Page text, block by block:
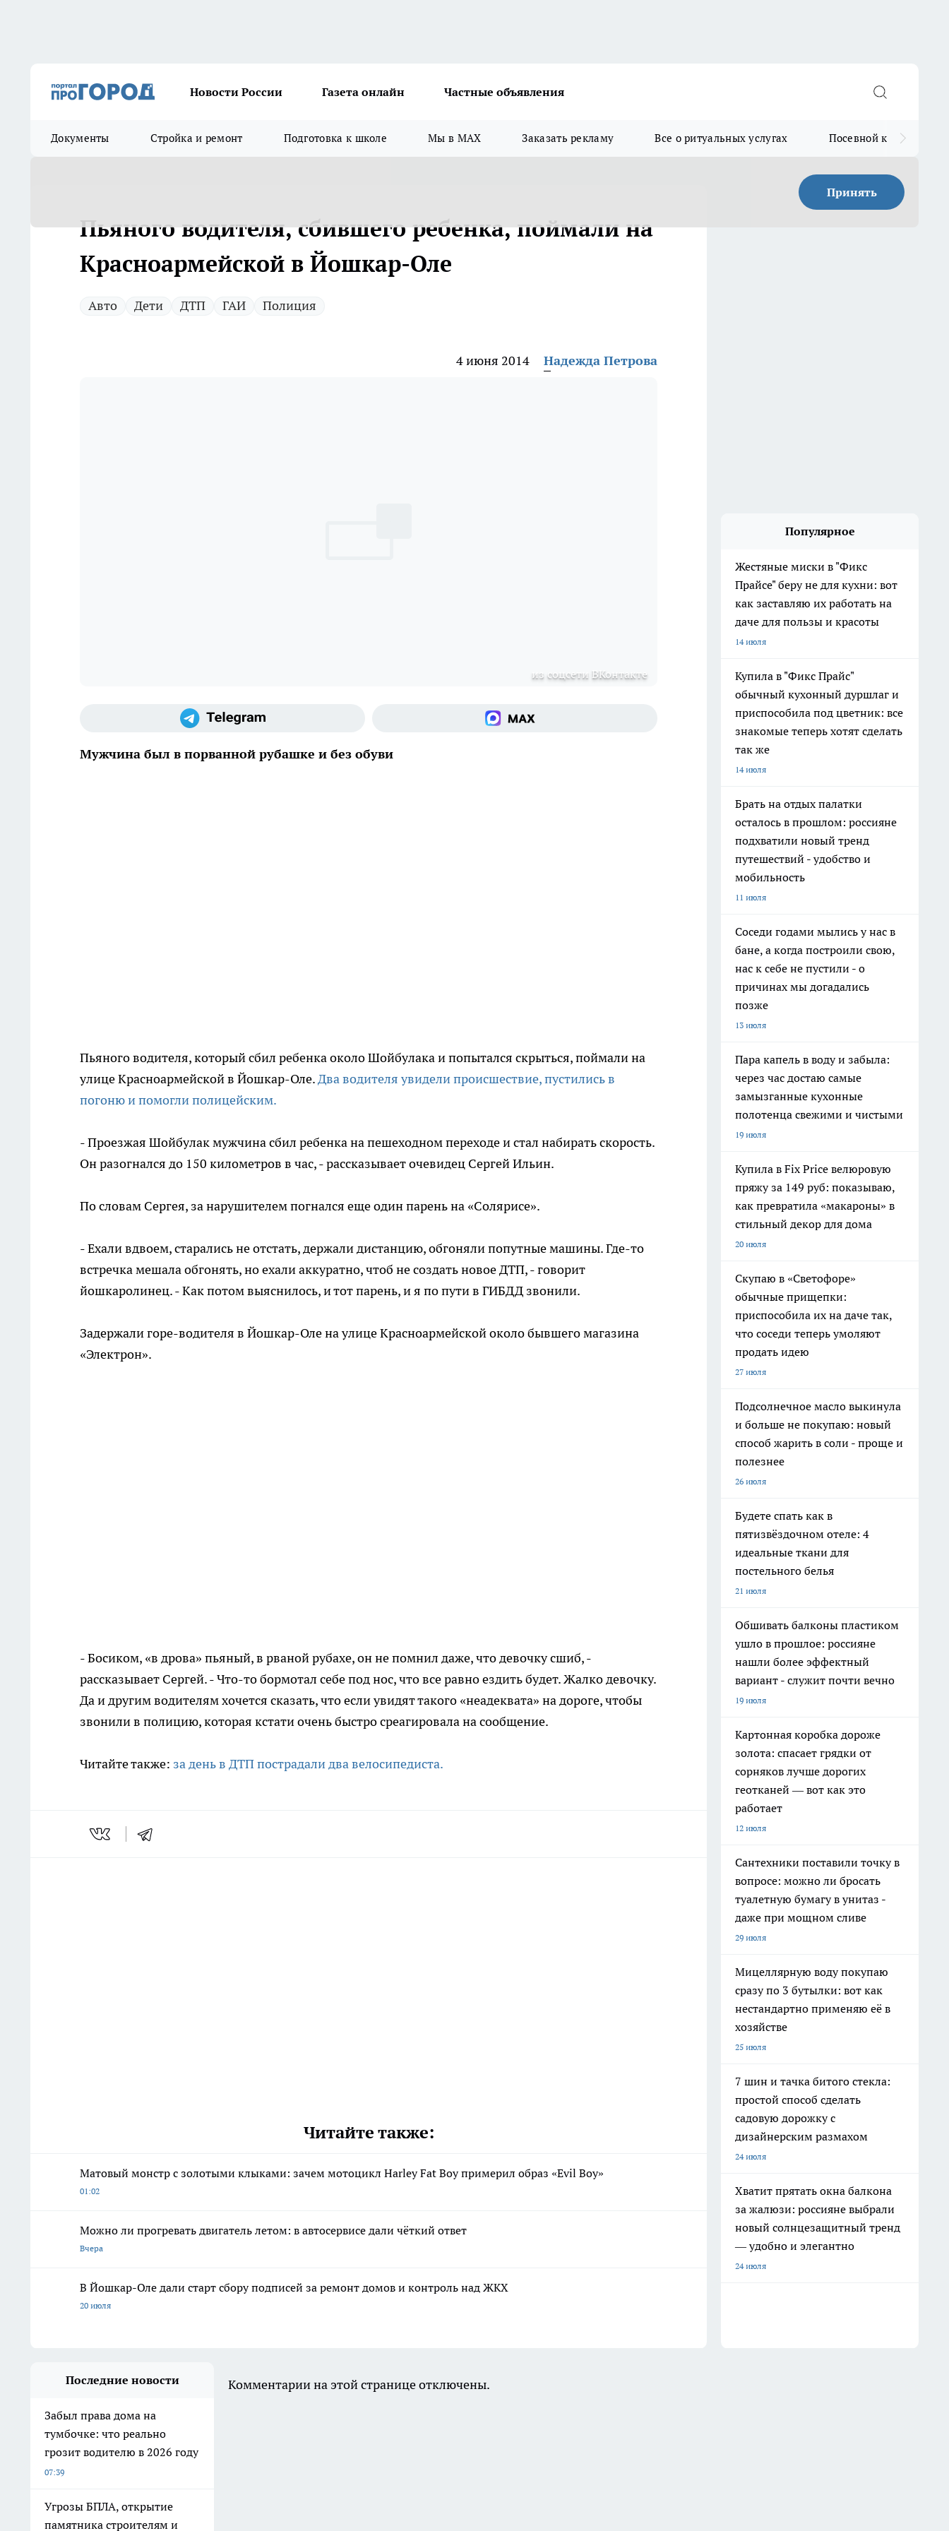
Новости России Газета онлайн Частные объявления
Документы Стройка и ремонт Подготовка к школе Мы в MAX Заказать рекламу Все о ритуальных услугах Посевной календарь
Принять
Пьяного водителя, сбившего ребенка, поймали на
Красноармейской в Йошкар-Оле
Авто Дети ДТП ГАИ Полиция
4 июня 2014 Надежда Петрова
из соцсети ВКонтакте
Мужчина был в порванной рубашке и без обуви
Пьяного водителя, который сбил ребенка около Шойбулака и попытался скрыться, поймали на
улице Красноармейской в Йошкар-Оле.Два водителя увидели происшествие, пустились в
погоню и помогли полицейским.
- Проезжая Шойбулак мужчина сбил ребенка на пешеходном переходе и стал набирать скорость.
Он разогнался до 150 километров в час, - рассказывает очевидец Сергей Ильин.
По словам Сергея, за нарушителем погнался еще один парень на «Солярисе».
- Ехали вдвоем, старались не отстать, держали дистанцию, обгоняли попутные машины. Где-то
встречка мешала обгонять, но ехали аккуратно, чтоб не создать новое ДТП, - говорит
йошкаролинец. - Как потом выяснилось, и тот парень, и я по пути в ГИБДД звонили.
Задержали горе-водителя в Йошкар-Оле на улице Красноармейской около бывшего магазина
«Электрон».
- Босиком, «в дрова» пьяный,в рваной рубахе, он не помнил даже, чтодевочкусшиб, -
рассказывает Сергей. - Что-то бормотал себе под нос, что все равно ездить будет. Жалко девочку.
Да и другим водителям хочется сказать, что если увидят такого «неадеквата» на дороге, чтобы
звонили в полицию, которая кстати очень быстро среагировала на сообщение.
Читайте также: за день в ДТП пострадали два велосипедиста.
Читайте также:
Матовый монстр с золотыми клыками: зачем мотоцикл Harley Fat Boy примерил образ «Evil Boy»
01:02
Можно ли прогревать двигатель летом: в автосервисе дали чёткий ответ
Вчера
В Йошкар-Оле дали старт сбору подписей за ремонт домов и контроль над ЖКХ
20 июля
Популярное
Жестяные миски в "Фикс
Прайсе" беру не для кухни: вот
как заставляю их работать на
даче для пользы и красоты
14 июля
Купила в "Фикс Прайс"
обычный кухонный дуршлаг и
приспособила под цветник: все
знакомые теперь хотят сделать
так же
14 июля
Брать на отдых палатки
осталось в прошлом: россияне
подхватили новый тренд
путешествий - удобство и
мобильность
11 июля
Соседи годами мылись у нас в
бане, а когда построили свою,
нас к себе не пустили - о
причинах мы догадались
позже
13 июля
Пара капель в воду и забыла:
через час достаю самые
замызганные кухонные
полотенца свежими и чистыми
19 июля
Купила в Fix Price велюровую
пряжу за 149 руб: показываю,
как превратила «макароны» в
стильный декор для дома
20 июля
Скупаю в «Светофоре»
обычные прищепки:
приспособила их на даче так,
что соседи теперь умоляют
продать идею
27 июля
Подсолнечное масло выкинула
и больше не покупаю: новый
способ жарить в соли - проще и
полезнее
26 июля
Будете спать как в
пятизвёздочном отеле: 4
идеальные ткани для
постельного белья
21 июля
Обшивать балконы пластиком
ушло в прошлое: россияне
нашли более эффектный
вариант - служит почти вечно
19 июля
Картонная коробка дороже
золота: спасает грядки от
сорняков лучше дорогих
геотканей — вот как это
работает
12 июля
Сантехники поставили точку в
вопросе: можно ли бросать
туалетную бумагу в унитаз -
даже при мощном сливе
29 июля
Мицеллярную воду покупаю
сразу по 3 бутылки: вот как
нестандартно применяю её в
хозяйстве
25 июля
7 шин и тачка битого стекла:
простой способ сделать
садовую дорожку с
дизайнерским размахом
24 июля
Хватит прятать окна балкона
за жалюзи: россияне выбрали
новый солнцезащитный тренд
— удобно и элегантно
24 июля
Последние новости
Забыл права дома на
тумбочке: что реально
грозит водителю в 2026 году
07:39
Угрозы БПЛА, открытие
памятника строителям и
Комментарии на этой странице отключены.